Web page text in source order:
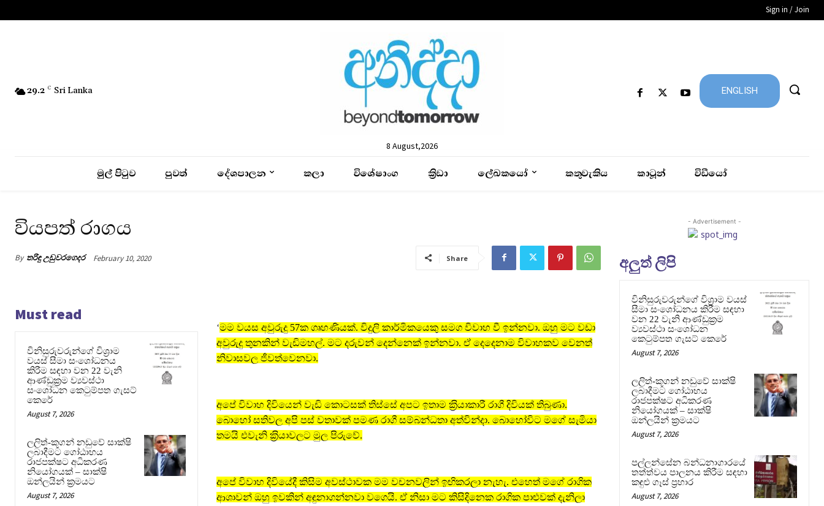
Sign in / Join
29.2 C Sri Lanka
8 August,2026
ENGLISH
මුල් පිටුව පුවත් දේශපාලන කලා විශේෂාංග ක්‍රිඩා ලේඛකයෝ කතුවැකිය කාටූන් විඩීයෝ
වියපත් රාගය
By තරිඳු උඩුවරගෙදර February 10, 2020 Share
Must read
විනිසුරුවරුන්ගේ විශ්‍රාම
වයස් සීමා සංශෝධනය
කිරීම සඳහා වන 22 වැනි
ආණ්ඩුක්‍රම ව්‍යවස්ථා
සංශෝධන කෙටුම්පත ගැසට්
කෙරේ
August 7, 2026
ලලිත්-කූගන් නඩුවේ සාක්ෂි
ලබාදීමට ගෝඨාභය
රාජපක්ෂට අධිකරණ
නියෝගයක් – සාක්ෂි
ඔන්ලයින් ක්‍රමයට
August 7, 2026
‘මම වයස අවුරුදු 57ක ගෘහණියක්. විදුලි කාර්මිකයෙකු සමග විවාහ වී ඉන්නවා. ඔහු මට වඩා
අවුරුදු තුනකින් වැඩිමහල්. මට දරුවන් දෙන්නෙක් ඉන්නවා. ඒ දෙදෙනාම විවාහකව වෙනත්
නිවාසවල ජීවත්වෙනවා.
අපේ විවාහ දිවියෙන් වැඩි කොටසක් තිස්සේ අපට ඉතාම ක‍්‍රියාකාරී රාගී දිවියක් තිබුණා.
බොහෝ සතිවල අපි පස් වතාවක් පමණ රාගී සම්බන්ධතා අත්වින්දා. බොහෝවිට මගේ සැමියා
තමයි එවැනි ක‍්‍රියාවලට මුල පිරුවේ.
අපේ විවාහ දිවියේදී කිසිම අවස්ථාවක මම වචනවලින් ඉඟිකරලා නැහැ. එහෙත් මගේ රාගික
ආශාවන් ඔහු ඉවකින් අඳුනාගන්නවා වගෙයි. ඒ නිසා මට කිසිදිනෙක රාගික පාළුවක් දැනිලා
- Advertisement -
අලුත් ලිපි
විනිසුරුවරුන්ගේ විශ්‍රාම වයස්
සීමා සංශෝධනය කිරීම සඳහා
වන 22 වැනි ආණ්ඩුක්‍රම
ව්‍යවස්ථා සංශෝධන
කෙටුම්පත ගැසට් කෙරේ
August 7, 2026
ලලිත්-කූගන් නඩුවේ සාක්ෂි
ලබාදීමට ගෝඨාභය
රාජපක්ෂට අධිකරණ
නියෝගයක් – සාක්ෂි
ඔන්ලයින් ක්‍රමයට
August 7, 2026
පල්ලන්සේන බන්ධනාගාරයේ
තත්ත්වය පාලනය කිරීම සඳහා
කඳුළු ගෑස් ප්‍රහාර
August 7, 2026